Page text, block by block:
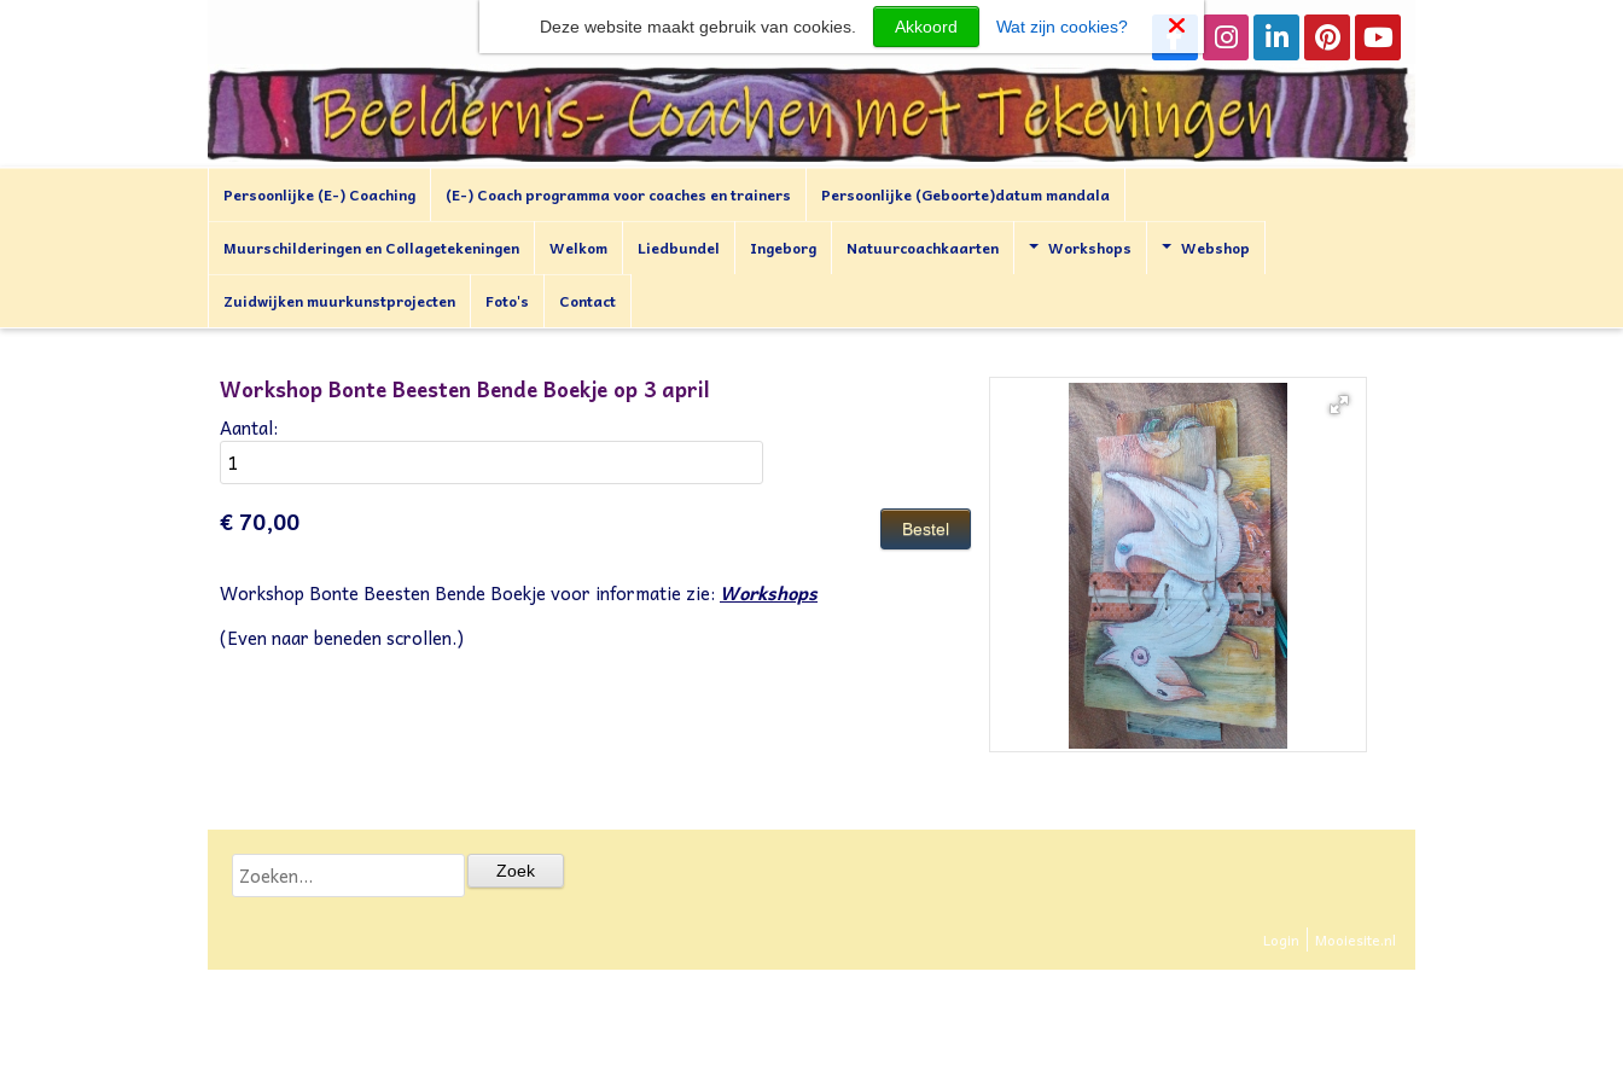
Persoonlijke (E-) Coaching (E-) Coach programma voor coaches en trainers Persoonlijke (Geboorte)datum mandala
Muurschilderingen en Collagetekeningen Welkom Liedbundel Ingeborg Natuurcoachkaarten Workshops Webshop
Zuidwijken muurkunstprojecten Foto's Contact
Workshop Bonte Beesten Bende Boekje op 3 april
Aantal:
€ 70,00
Workshop Bonte Beesten Bende Boekje voor informatie zie: Workshops
(Even naar beneden scrollen.)
Login Mooiesite.nl
Deze website maakt gebruik van cookies. Akkoord Wat zijn cookies?